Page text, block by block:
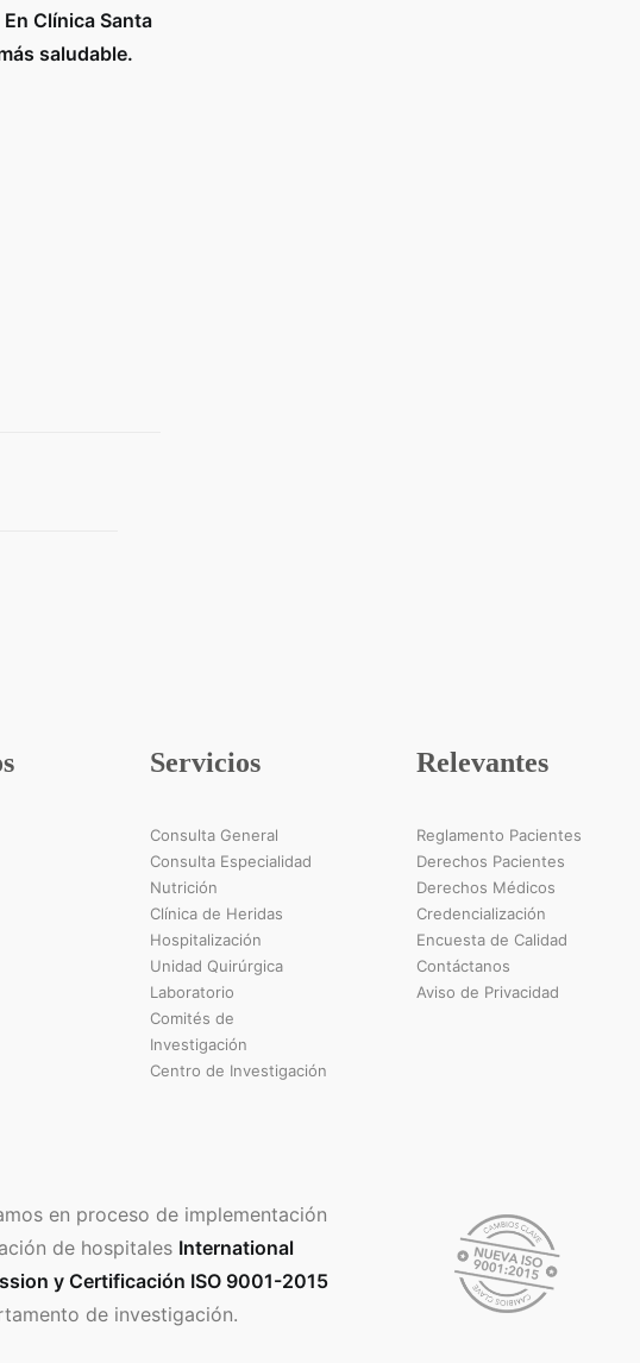
En Clínica Santa
saludable.
Servicios
Consulta General
Consulta Especialidad
Nutrición
Clínica de Heridas
Hospitalización
Unidad Quirúrgica
Laboratorio
Comités de
Investigación
Centro de Investigación
Relevantes
Reglamento Pacientes
Derechos Pacientes
Derechos Médicos
Credencialización
Encuesta de Calidad
Contáctanos
Aviso de Privacidad
en proceso de implementación
de hospitales International
y Certificación ISO 9001-2015
de investigación.